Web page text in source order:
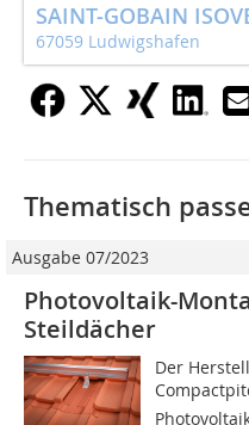
SAINT-GOBAIN
67059 Ludwigshafen
Thematisch
Ausgabe 07/2023
Photovoltaik-
Steildächer
Der